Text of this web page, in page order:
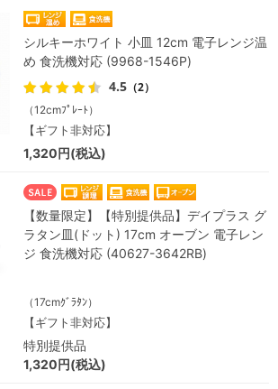
シルキーホワイト 小皿 12cm 電子レンジ温
め 食洗機対応 (9968-1546P)
4.5 （2）
（12cmﾌﾟﾚｰﾄ）
【ギフト非対応】
1,320円(税込)
【数量限定】【特別提供品】デイプラス グ
ラタン皿(ドット) 17cm オーブン 電子レン
ジ 食洗機対応 (40627-3642RB)
（17cmｸﾞﾗﾀﾝ）
【ギフト非対応】
特別提供品
1,320円(税込)